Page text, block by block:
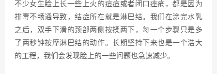
不少女生脸上长一些上火的痘痘或者闭口痤疮，都是因为
排毒不畅通导致，结症所在就是淋巴结。我们在涂完水乳
之后，双手下滑的颈部两侧按揉两下，每一个步骤只是多
了两秒钟按摩淋巴结的动作。长期坚持下来也是一个浩大
的工程，我们会发现脸上的一些问题也急速减少。